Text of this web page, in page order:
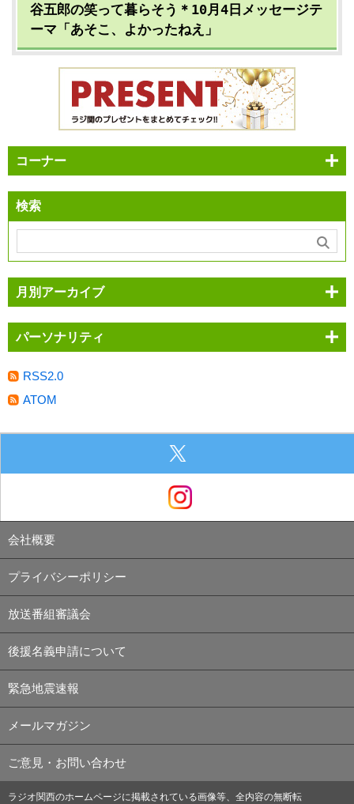
谷五郎の笑って暮らそう＊10月4日メッセージテ
ーマ「あそこ、よかったねえ」
コーナー
検索
月別アーカイブ
パーソナリティ
RSS2.0
ATOM
会社概要
プライバシーポリシー
放送番組審議会
後援名義申請について
緊急地震速報
メールマガジン
ご意見・お問い合わせ
ラジオ関西のホームページに掲載されている画像等、全内容の無断転